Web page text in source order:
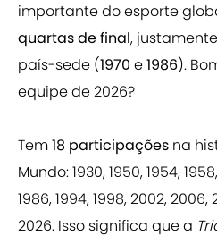
importante do esporte
quartas de final,
país-sede (1970 e1986).
equipe de 2026?
Tem18 participações na
Mundo: 1930, 1950, 1954,
1986, 1994, 1998, 2002, 2006,
2026. Isso significa que a